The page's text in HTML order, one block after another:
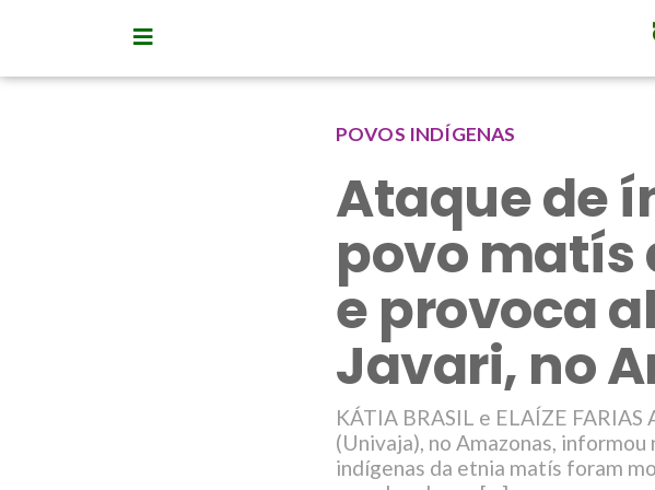
POVOS INDÍGENAS
Ataque de
povo matís
e provoca
Javari, no
KÁTIA BRASIL e ELAÍZE
(Univaja), no Amazonas,
indígenas da etnia matís foram